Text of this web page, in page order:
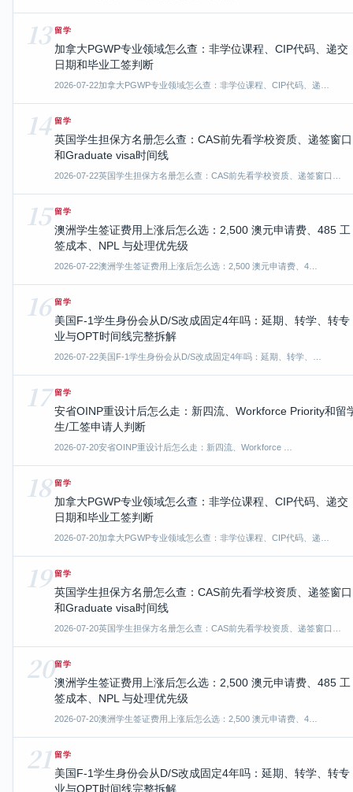
13 留学
加拿大PGWP专业领域怎么查：非学位课程、CIP代码、递交
日期和毕业工签判断
2026-07-22加拿大PGWP专业领域怎么查：非学位课程、CIP代码、递…
14 留学
英国学生担保方名册怎么查：CAS前先看学校资质、递签窗口
和Graduate visa时间线
2026-07-22英国学生担保方名册怎么查：CAS前先看学校资质、递签窗口…
15 留学
澳洲学生签证费用上涨后怎么选：2,500 澳元申请费、485 工
签成本、NPL 与处理优先级
2026-07-22澳洲学生签证费用上涨后怎么选：2,500 澳元申请费、4…
16 留学
美国F-1学生身份会从D/S改成固定4年吗：延期、转学、转专
业与OPT时间线完整拆解
2026-07-22美国F-1学生身份会从D/S改成固定4年吗：延期、转学、…
17 留学
安省OINP重设计后怎么走：新四流、Workforce Priority和留
生/工签申请人判断
2026-07-20安省OINP重设计后怎么走：新四流、Workforce …
18 留学
加拿大PGWP专业领域怎么查：非学位课程、CIP代码、递交
日期和毕业工签判断
2026-07-20加拿大PGWP专业领域怎么查：非学位课程、CIP代码、递…
19 留学
英国学生担保方名册怎么查：CAS前先看学校资质、递签窗口
和Graduate visa时间线
2026-07-20英国学生担保方名册怎么查：CAS前先看学校资质、递签窗口…
20留学
澳洲学生签证费用上涨后怎么选：2,500 澳元申请费、485 工
签成本、NPL 与处理优先级
2026-07-20澳洲学生签证费用上涨后怎么选：2,500 澳元申请费、4…
21 留学
美国F-1学生身份会从D/S改成固定4年吗：延期、转学、转专
业与OPT时间线完整拆解